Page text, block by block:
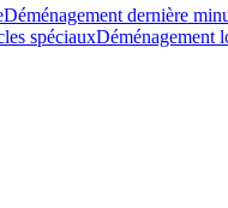
Déménagement dernière
spéciauxDéménagement